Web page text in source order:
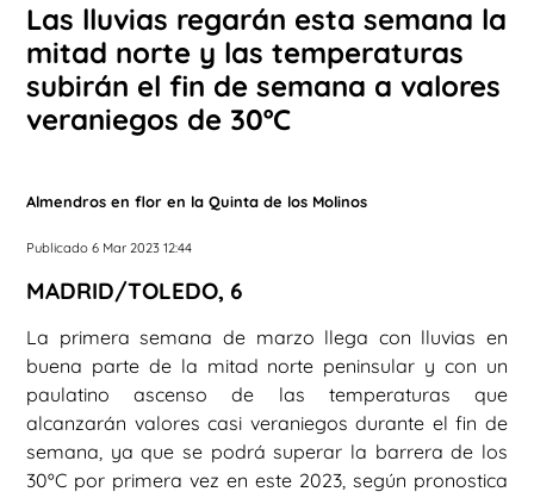
Las lluvias regarán esta semana la
mitad norte y las temperaturas
subirán el fin de semana a valores
veraniegos de 30ºC
Almendros en flor en la Quinta de los Molinos
Publicado 6 Mar 2023 12:44
MADRID/TOLEDO, 6
La primera semana de marzo llega con lluvias en
buena parte de la mitad norte peninsular y con un
paulatino ascenso de las temperaturas que
alcanzarán valores casi veraniegos durante el fin de
semana, ya que se podrá superar la barrera de los
30ºC por primera vez en este 2023, según pronostica